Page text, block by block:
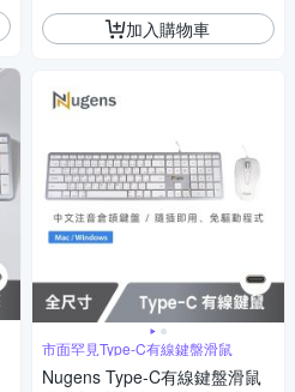
加入購物車
市面罕見Type-C有線鍵盤滑鼠
Nugens Type-C有線鍵盤滑鼠